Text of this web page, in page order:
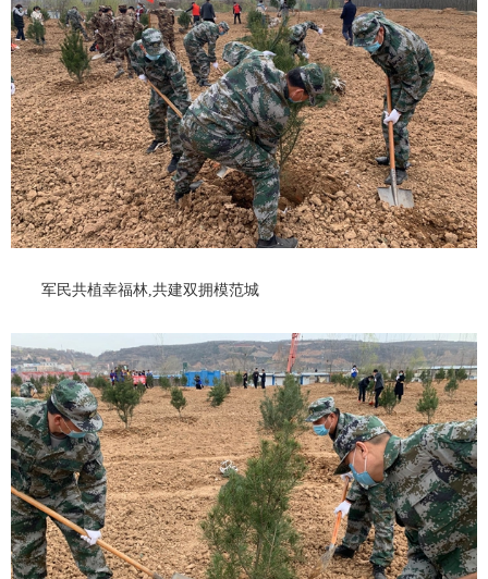
军民共植幸福林,共建双拥模范城